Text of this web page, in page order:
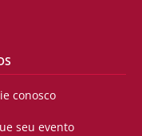
conosco
seu evento